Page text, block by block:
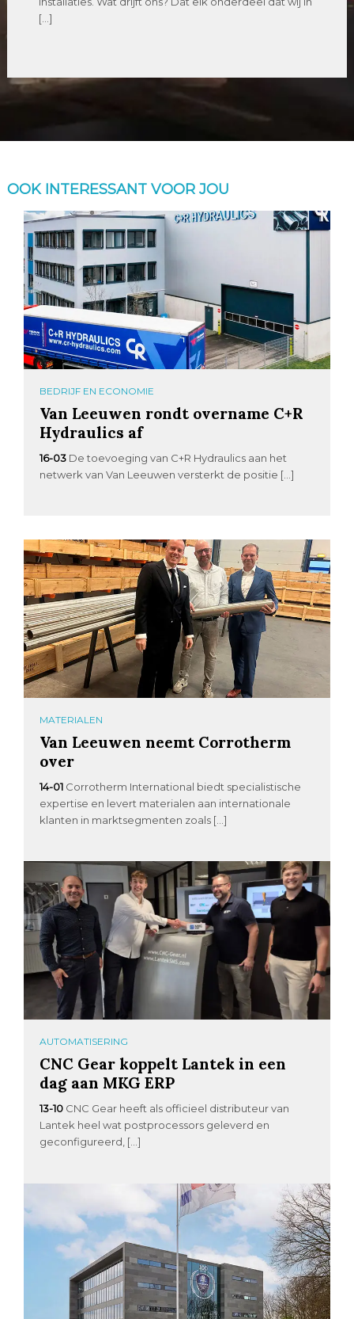
[…]
OOK INTERESSANT VOOR JOU
BEDRIJF EN ECONOMIE
Van Leeuwen rondt overname C+R
Hydraulics af
16-03 De toevoeging van C+R Hydraulics aan het
netwerk van Van Leeuwen versterkt de positie […]
MATERIALEN
Van Leeuwen neemt Corrotherm
over
14-01 Corrotherm International biedt specialistische
expertise en levert materialen aan internationale
klanten in marktsegmenten zoals […]
AUTOMATISERING
CNC Gear koppelt Lantek in een
dag aan MKG ERP
13-10 CNC Gear heeft als officieel distributeur van
Lantek heel wat postprocessors geleverd en
geconfigureerd, […]